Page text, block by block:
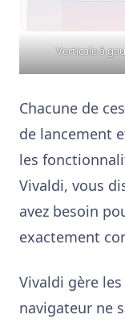
Verticale à
Chacune de
de lancement
les
Vivaldi, vous
avez besoin
exactement
Vivaldi gère
navigateur ne